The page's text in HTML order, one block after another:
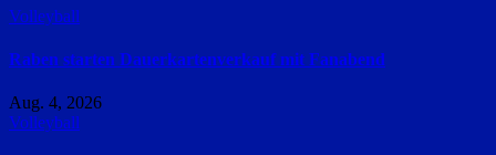
Volleyball
Raben starten Dauerkartenverkauf mit Fanabend
Aug. 4, 2026
Volleyball